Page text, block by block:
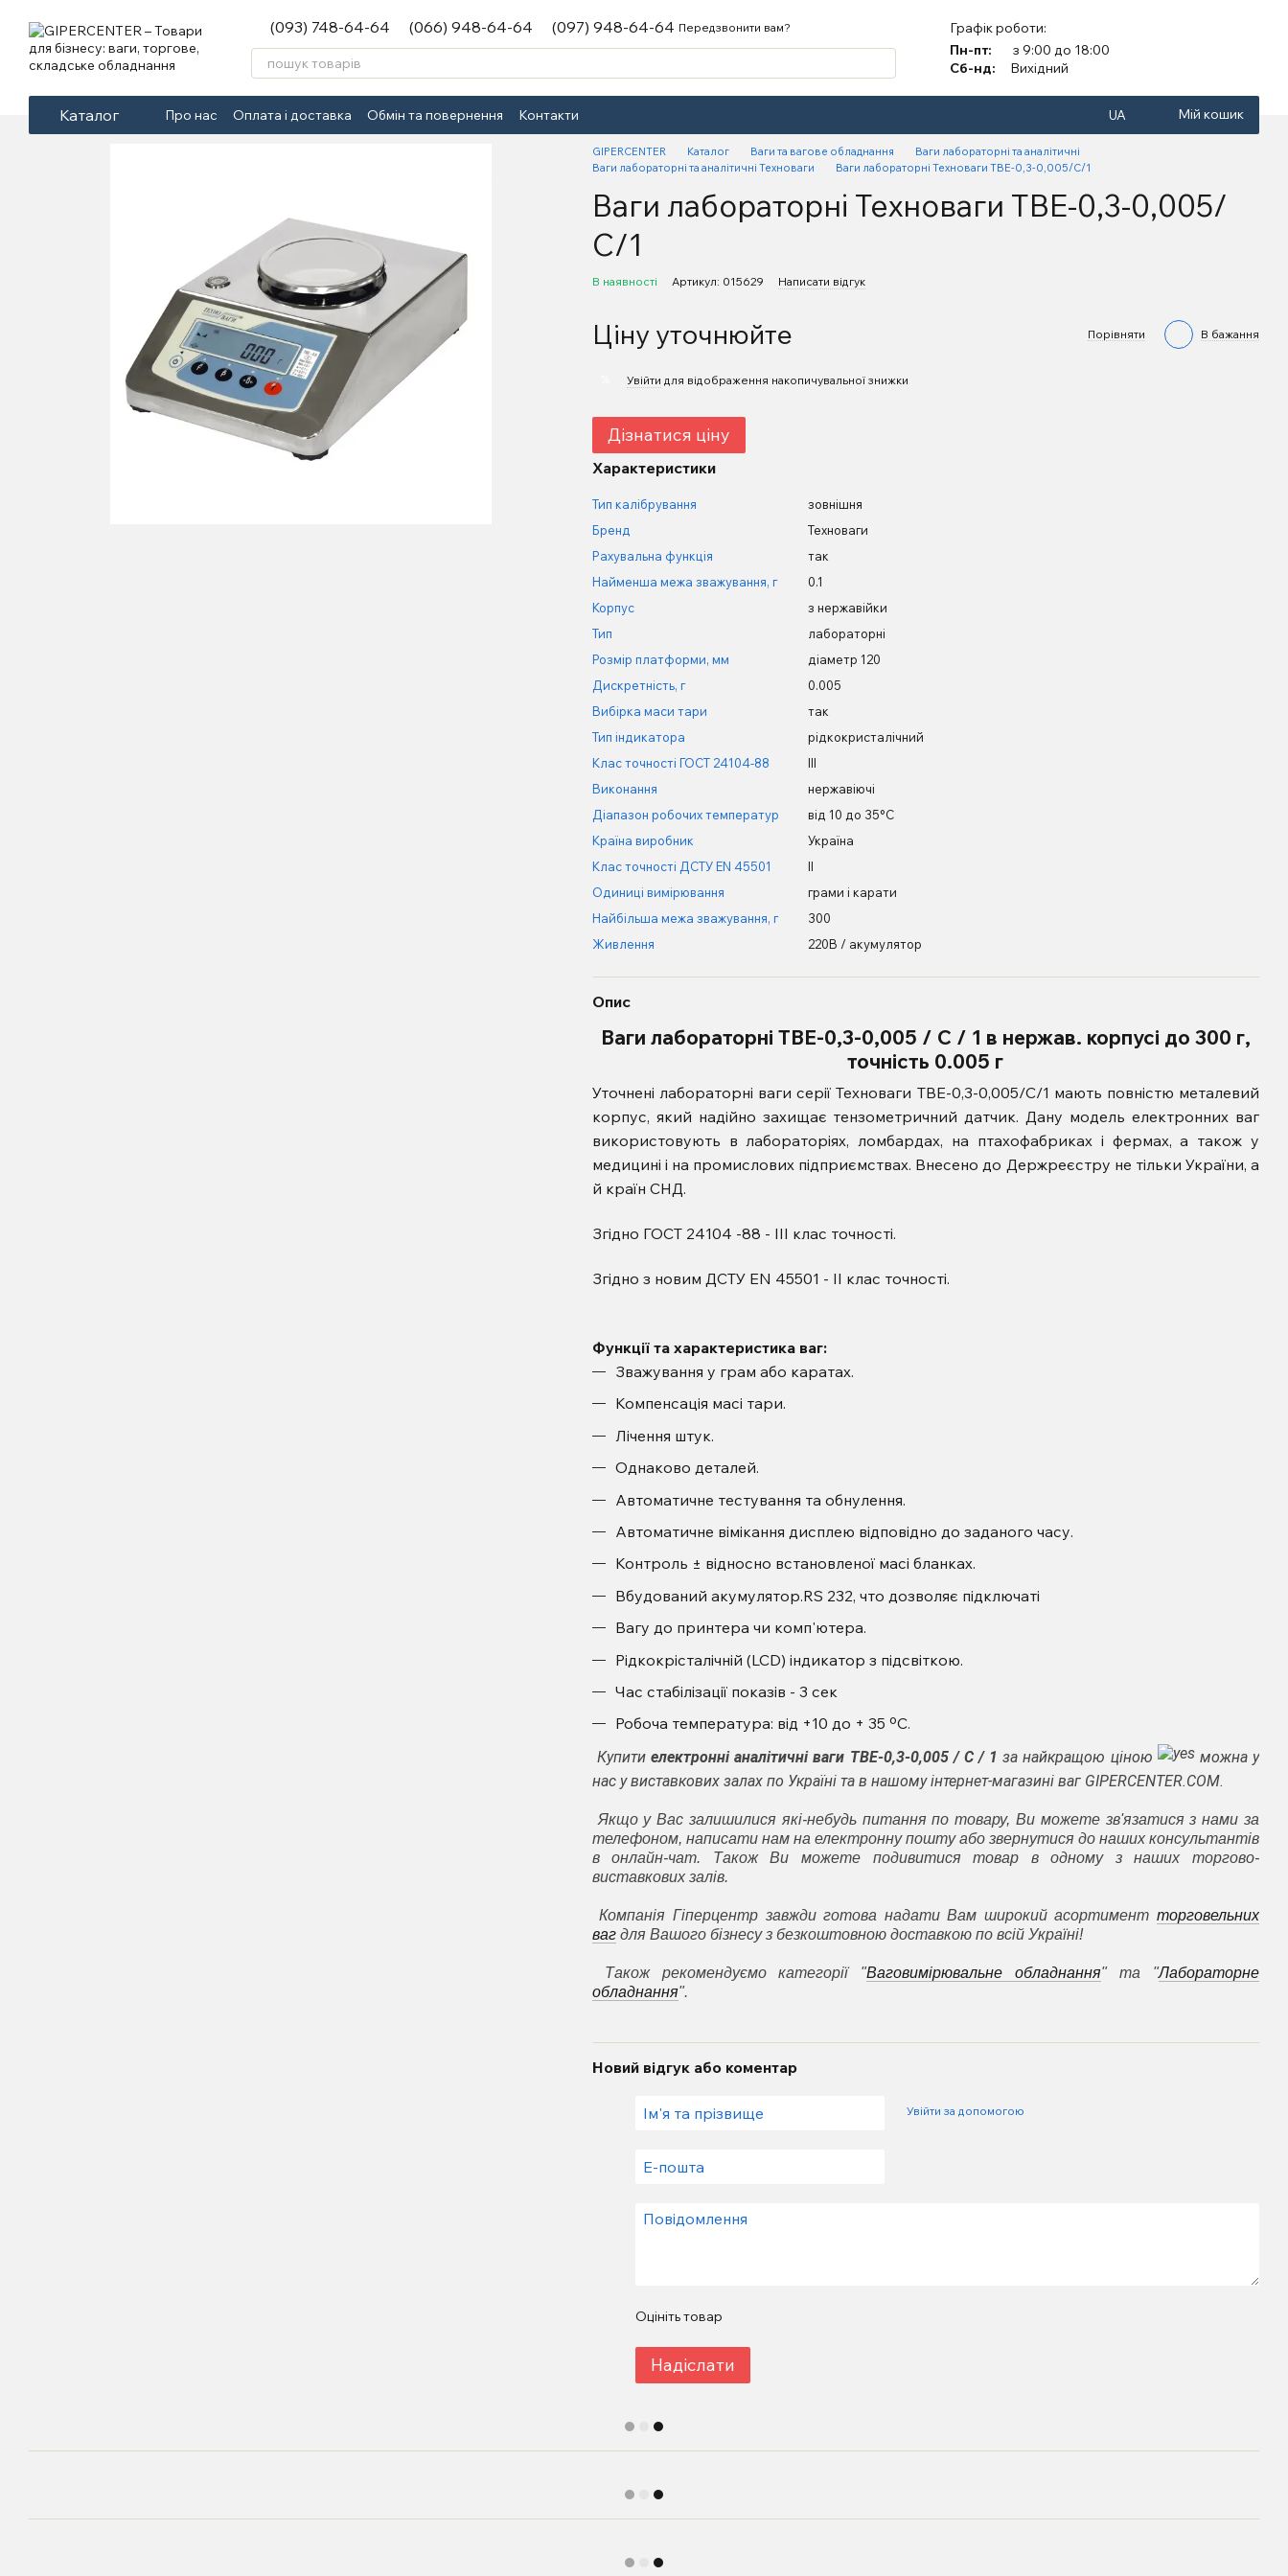
(093) 748-64-64 (066) 948-64-64 (097) 948-64-64 Передзвонити вам?
Графік роботи:
Пн-пт:
з 9:00 до 18:00
Сб-нд:
Вихідний
Каталог Про нас Оплата і доставка Обмін та повернення Контакти UA Мій кошик
GIPERCENTER Каталог Ваги та вагове обладнання
Ваги лабораторні та аналітичні
Ваги лабораторні та аналітичні Техноваги
Ваги лабораторні Техноваги ТВЕ-0,3-0,005/С/1
Ваги лабораторні Техноваги ТВЕ-0,3-0,005/
С/1
В наявності Артикул: 015629 Написати відгук
Ціну уточнюйте Порівняти В бажання
Увійти для відображення накопичувальної знижки
Дізнатися ціну
Характеристики
Тип калібрування
зовнішня
Бренд
Техноваги
Рахувальна функція
так
Найменша межа зважування, г
0.1
Корпус
з нержавійки
Тип
лабораторні
Розмір платформи, мм
діаметр 120
Дискретність, г
0.005
Вибірка маси тари
так
Тип індикатора
рідкокристалічний
Клас точності ГОСТ 24104-88
III
Виконання
нержавіючі
Діапазон робочих температур
від 10 до 35°С
Країна виробник
Україна
Клас точності ДСТУ EN 45501
II
Одиниці вимірювання
грами і карати
Найбільша межа зважування, г
300
Живлення
220В / акумулятор
Опис
Ваги лабораторні ТВЕ-0,3-0,005 / С / 1 в нержав. корпусі до 300 г,
точність 0.005 г
Уточнені лабораторні ваги серії Техноваги ТВЕ-0,3-0,005/С/1 мають повністю металевий
корпус, який надійно захищає тензометричний датчик. Дану модель електронних ваг
використовують в лабораторіях, ломбардах, на птахофабриках і фермах, а також у
медицині і на промислових підприємствах. Внесено до Держреєстру не тільки України, а
й країн СНД.
Згідно ГОСТ 24104 -88 - III клас точності.
Згідно з новим ДСТУ EN 45501 - II клас точності.
Функції та характеристика ваг:
Зважування у грам або каратах.
Компенсація масі тари.
Лічення штук.
Однаково деталей.
Автоматичне тестування та обнулення.
Автоматичне вімікання дисплею відповідно до заданого часу.
Контроль ± відносно встановленої масі бланках.
Вбудований акумулятор.RS 232, что дозволяє підключаті
Вагу до принтера чи комп'ютера.
Рідкокрісталічній (LCD) індикатор з підсвіткою.
Час стабілізації показів - 3 сек
Робоча температура: від +10 до + 35 ºС.
Купитиелектронні аналітичні ваги ТВЕ-0,3-0,005 / С / 1 за найкращою ціною
можна у
нас у виставкових залах по Україні та в нашому інтернет-магазині ваг GIPERCENTER.COM.
Якщо у Вас залишилися які-небудь питання по товару, Ви можете зв'язатися з нами за
телефоном, написати нам на електронну пошту або звернутися до наших консультантів
в онлайн-чат. Також Ви можете подивитися товар в одному з наших торгово-
виставкових залів.
Компанія Гіперцентр завжди готова надати Вам широкий асортимент торговельних
вагдля Вашого бізнесу з безкоштовною доставкою по всій Україні!
Також рекомендуємо категорії "Ваговимірювальне обладнання" та "Лабораторне
обладнання".
Новий відгук або коментар
Увійти за допомогою
Оцініть товар
Надіслати